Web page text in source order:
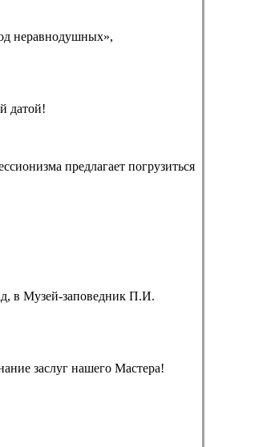
неравнодушных»,
датой!
предлагает погрузиться
в Музей-заповедник П.И.
заслуг нашего Мастера!